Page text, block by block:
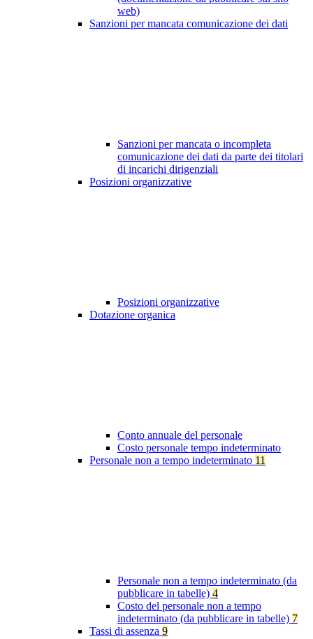
web)
Sanzioni per mancata comunicazione dei dati
Sanzioni per mancata o incompleta
comunicazione dei dati da parte dei titolari
di incarichi dirigenziali
Posizioni organizzative
Posizioni organizzative
Dotazione organica
Conto annuale del personale
Costo personale tempo indeterminato
Personale non a tempo indeterminato 11
Personale non a tempo indeterminato (da
pubblicare in tabelle) 4
Costo del personale non a tempo
indeterminato (da pubblicare in tabelle) 7
Tassi di assenza 9